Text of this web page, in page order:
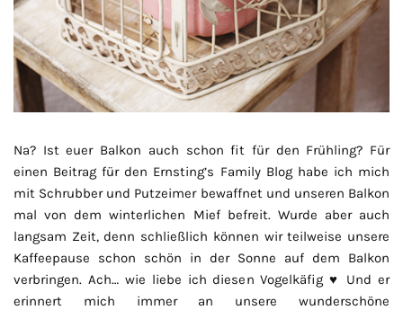
Na? Ist euer Balkon auch schon fit für den Frühling? Für
einen Beitrag für den Ernsting’s Family Blog habe ich mich
mit Schrubber und Putzeimer bewaffnet und unseren Balkon
mal von dem winterlichen Mief befreit. Wurde aber auch
langsam Zeit, denn schließlich können wir teilweise unsere
Kaffeepause schon schön in der Sonne auf dem Balkon
verbringen. Ach… wie liebe ich diesen Vogelkäfig ♥ Und er
erinnert mich immer an unsere wunderschöne